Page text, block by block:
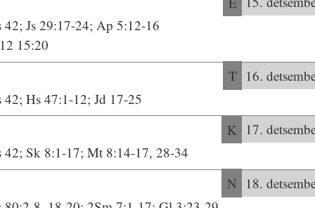
42; Js 29:17-24; Ap 5:12-16
15:20
T 16.
42; Hs 47:1-12; Jd 17-25
K 17.
42; Sk 8:1-17; Mt 8:14-17, 28-34
N 18.